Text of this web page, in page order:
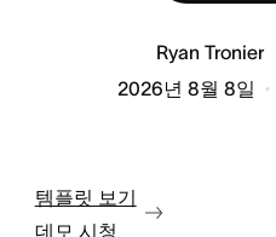
Ryan Tronier
2026년 8월 8일
템플릿 보기
데모 시청